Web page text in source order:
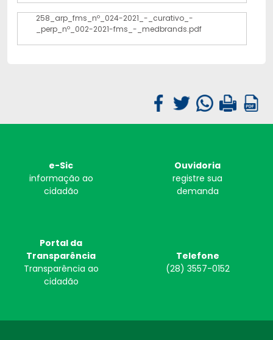
258_arp_fms_nº_024-2021_-_curativo_-
_perp_nº_002-2021-fms_-_medbrands.pdf
e-Sic
informação ao
cidadão
Ouvidoria
registre sua
demanda
Portal da
Transparência
Transparência ao
cidadão
Telefone
(28) 3557-0152